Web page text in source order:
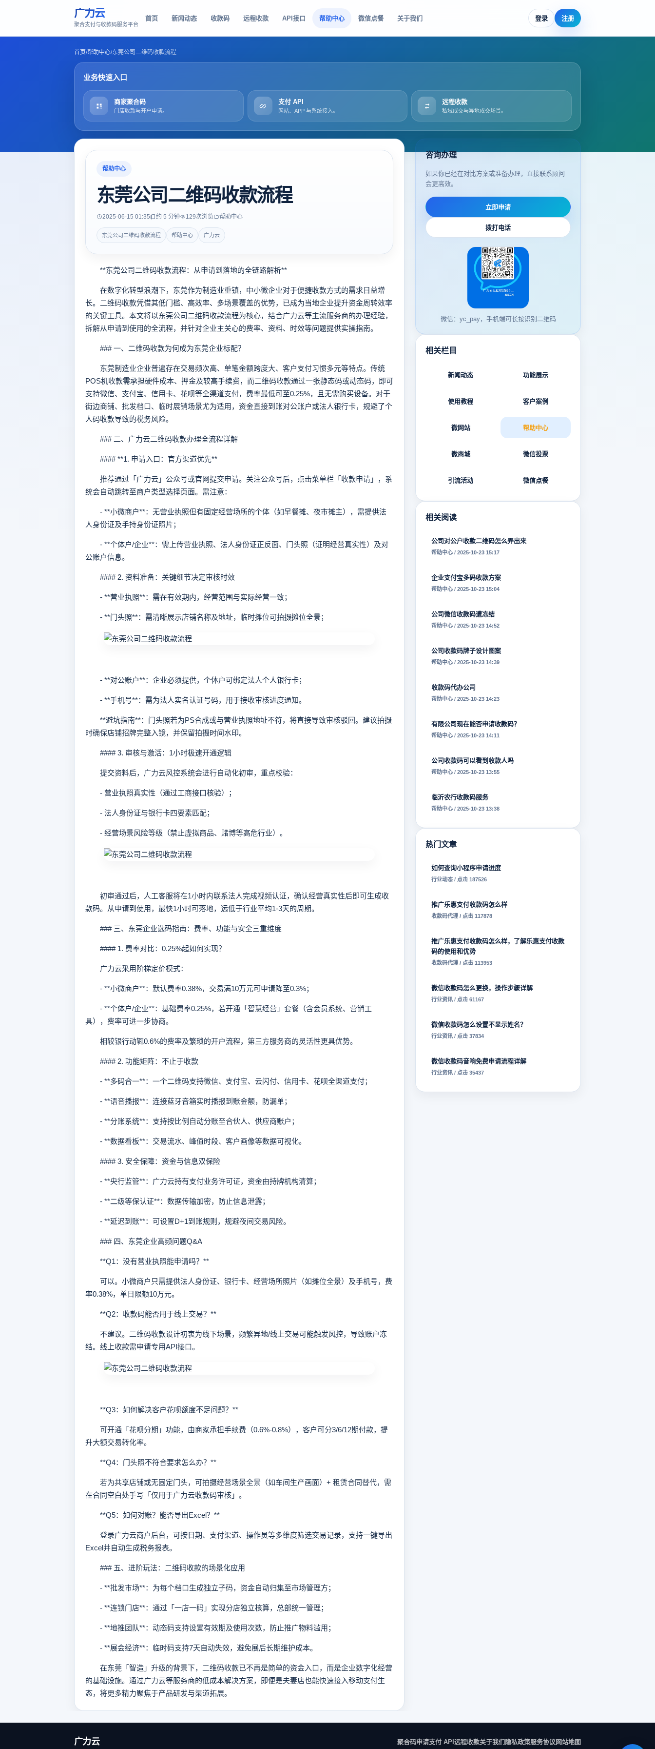
广力云
聚合支付与收款码服务平台
首页 新闻动态 收款码 远程收款 API接口 帮助中心 微信点餐 关于我们 登录 注册
首页/帮助中心/东莞公司二维码收款流程
业务快速入口
商家聚合码
门店收款与开户申请。
支付 API
网站、APP 与系统接入。
远程收款
私域成交与异地成交场景。
帮助中心
东莞公司二维码收款流程
2025-06-15 01:35 约 5 分钟 129次浏览 帮助中心
东莞公司二维码收款流程 帮助中心 广力云
**东莞公司二维码收款流程：从申请到落地的全链路解析**
在数字化转型浪潮下，东莞作为制造业重镇，中小微企业对于便捷收款方式的需求日益增
长。二维码收款凭借其低门槛、高效率、多场景覆盖的优势，已成为当地企业提升资金周转效率
的关键工具。本文将以东莞公司二维码收款流程为核心，结合广力云等主流服务商的办理经验，
拆解从申请到使用的全流程，并针对企业主关心的费率、资料、时效等问题提供实操指南。
### 一、二维码收款为何成为东莞企业标配？
东莞制造业企业普遍存在交易频次高、单笔金额跨度大、客户支付习惯多元等特点。传统
POS机收款需承担硬件成本、押金及较高手续费，而二维码收款通过一张静态码或动态码，即可
支持微信、支付宝、信用卡、花呗等全渠道支付，费率最低可至0.25%，且无需购买设备。对于
街边商铺、批发档口、临时展销场景尤为适用，资金直接到账对公账户或法人银行卡，规避了个
人码收款导致的税务风险。
### 二、广力云二维码收款办理全流程详解
#### **1. 申请入口：官方渠道优先**
推荐通过「广力云」公众号或官网提交申请。关注公众号后，点击菜单栏「收款申请」，系
统会自动跳转至商户类型选择页面。需注意：
- **小微商户**：无营业执照但有固定经营场所的个体（如早餐摊、夜市摊主），需提供法
人身份证及手持身份证照片；
- **个体户/企业**：需上传营业执照、法人身份证正反面、门头照（证明经营真实性）及对
公账户信息。
#### 2. 资料准备：关键细节决定审核时效
- **营业执照**：需在有效期内，经营范围与实际经营一致；
- **门头照**：需清晰展示店铺名称及地址，临时摊位可拍摄摊位全景；
- **对公账户**：企业必须提供，个体户可绑定法人个人银行卡；
- **手机号**：需为法人实名认证号码，用于接收审核进度通知。
**避坑指南**：门头照若为PS合成或与营业执照地址不符，将直接导致审核驳回。建议拍摄
时确保店铺招牌完整入镜，并保留拍摄时间水印。
#### 3. 审核与激活：1小时极速开通逻辑
提交资料后，广力云风控系统会进行自动化初审，重点校验：
- 营业执照真实性（通过工商接口核验）；
- 法人身份证与银行卡四要素匹配；
- 经营场景风险等级（禁止虚拟商品、赌博等高危行业）。
初审通过后，人工客服将在1小时内联系法人完成视频认证，确认经营真实性后即可生成收
款码。从申请到使用，最快1小时可落地，远低于行业平均1-3天的周期。
### 三、东莞企业选码指南：费率、功能与安全三重维度
#### 1. 费率对比：0.25%起如何实现？
广力云采用阶梯定价模式：
- **小微商户**：默认费率0.38%，交易满10万元可申请降至0.3%；
- **个体户/企业**：基础费率0.25%，若开通「智慧经营」套餐（含会员系统、营销工
具），费率可进一步协商。
相较银行动辄0.6%的费率及繁琐的开户流程，第三方服务商的灵活性更具优势。
#### 2. 功能矩阵：不止于收款
- **多码合一**：一个二维码支持微信、支付宝、云闪付、信用卡、花呗全渠道支付；
- **语音播报**：连接蓝牙音箱实时播报到账金额，防漏单；
- **分账系统**：支持按比例自动分账至合伙人、供应商账户；
- **数据看板**：交易流水、峰值时段、客户画像等数据可视化。
#### 3. 安全保障：资金与信息双保险
- **央行监管**：广力云持有支付业务许可证，资金由持牌机构清算；
- **二级等保认证**：数据传输加密，防止信息泄露；
- **延迟到账**：可设置D+1到账规则，规避夜间交易风险。
### 四、东莞企业高频问题Q&A
**Q1：没有营业执照能申请吗？**
可以。小微商户只需提供法人身份证、银行卡、经营场所照片（如摊位全景）及手机号，费
率0.38%，单日限额10万元。
**Q2：收款码能否用于线上交易？**
不建议。二维码收款设计初衷为线下场景，频繁异地/线上交易可能触发风控，导致账户冻
结。线上收款需申请专用API接口。
**Q3：如何解决客户花呗额度不足问题？**
可开通「花呗分期」功能，由商家承担手续费（0.6%-0.8%），客户可分3/6/12期付款，提
升大额交易转化率。
**Q4：门头照不符合要求怎么办？**
若为共享店铺或无固定门头，可拍摄经营场景全景（如车间生产画面）+ 租赁合同替代，需
在合同空白处手写「仅用于广力云收款码审核」。
**Q5：如何对账？能否导出Excel？**
登录广力云商户后台，可按日期、支付渠道、操作员等多维度筛选交易记录，支持一键导出
Excel并自动生成税务报表。
### 五、进阶玩法：二维码收款的场景化应用
- **批发市场**：为每个档口生成独立子码，资金自动归集至市场管理方；
- **连锁门店**：通过「一店一码」实现分店独立核算，总部统一管理；
- **地推团队**：动态码支持设置有效期及使用次数，防止推广物料滥用；
- **展会经济**：临时码支持7天自动失效，避免展后长期维护成本。
在东莞「智造」升级的背景下，二维码收款已不再是简单的资金入口，而是企业数字化经营
的基础设施。通过广力云等服务商的低成本解决方案，即便是夫妻店也能快速接入移动支付生
态，将更多精力聚焦于产品研发与渠道拓展。
咨询办理
如果你已经在对比方案或准备办理，直接联系顾问
会更高效。
立即申请
拨打电话
微信：yc_pay，手机端可长按识别二维码
相关栏目
新闻动态 功能展示
使用教程 客户案例
微网站 帮助中心
微商城 微信投票
引流活动 微信点餐
相关阅读
公司对公户收款二维码怎么弄出来
帮助中心 / 2025-10-23 15:17
企业支付宝多码收款方案
帮助中心 / 2025-10-23 15:04
公司微信收款码遭冻结
帮助中心 / 2025-10-23 14:52
公司收款码牌子设计图案
帮助中心 / 2025-10-23 14:39
收款码代办公司
帮助中心 / 2025-10-23 14:23
有限公司现在能否申请收款码？
帮助中心 / 2025-10-23 14:11
公司收款码可以看到收款人吗
帮助中心 / 2025-10-23 13:55
临沂农行收款码服务
帮助中心 / 2025-10-23 13:38
热门文章
如何查询小程序申请进度
行业动态 / 点击 187526
推广乐惠支付收款码怎么样
收款码代理 / 点击 117878
推广乐惠支付收款码怎么样，了解乐惠支付收款
码的使用和优势
收款码代理 / 点击 113953
微信收款码怎么更换，操作步骤详解
行业资讯 / 点击 61167
微信收款码怎么设置不显示姓名？
行业资讯 / 点击 37834
微信收款码音响免费申请流程详解
行业资讯 / 点击 35437
广力云 聚合码申请支付 API远程收款关于我们隐私政策服务协议网站地图